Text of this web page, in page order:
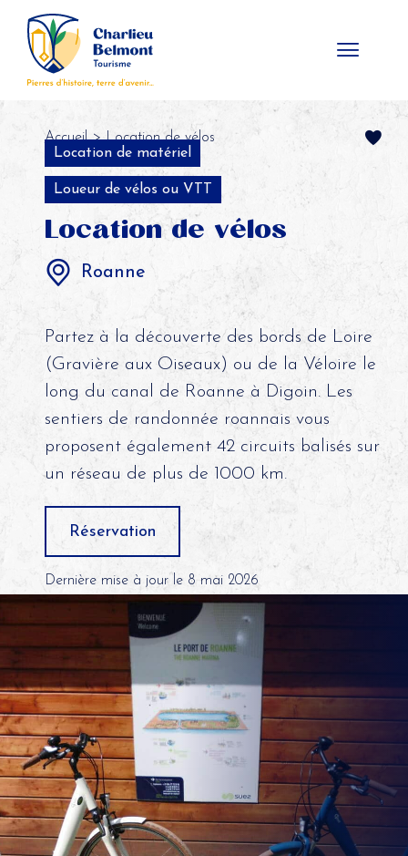
Accueil> Location de vélos
Location de matériel
Loueur de vélos ou VTT
Location de vélos
Roanne
Partez à la découverte des bords de Loire
(Gravière aux Oiseaux) ou de la Véloire le
long du canal de Roanne à Digoin. Les
sentiers de randonnée roannais vous
proposent également 42 circuits balisés sur
un réseau de plus de 1000 km.
Réservation
Dernière mise à jour le 8 mai 2026
Panneau de gestion des cookies